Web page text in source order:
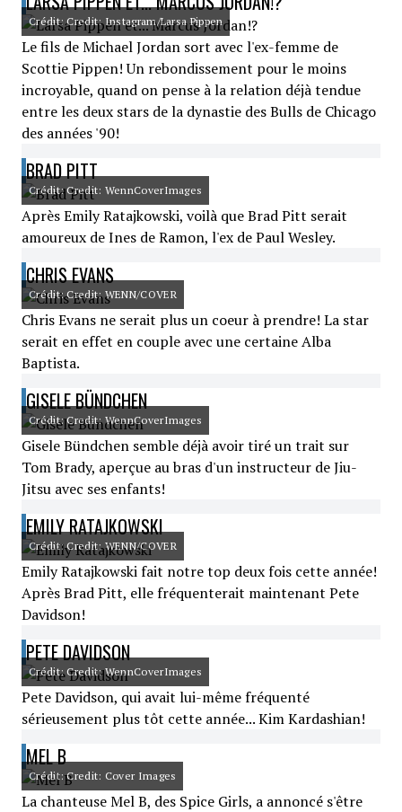
Crédit: Credit: Instagram/Larsa Pippen
Le fils de Michael Jordan sort avec l'ex-femme de
Scottie Pippen! Un rebondissement pour le moins
incroyable, quand on pense à la relation déjà tendue
entre les deux stars de la dynastie des Bulls de Chicago
des années '90!
BRAD PITT
Crédit: Credit: WennCoverImages
Après Emily Ratajkowski, voilà que Brad Pitt serait
amoureux de Ines de Ramon, l'ex de Paul Wesley.
CHRIS EVANS
Crédit: Credit: WENN/COVER
Chris Evans ne serait plus un coeur à prendre! La star
serait en effet en couple avec une certaine Alba
Baptista.
GISELE BÜNDCHEN
Crédit: Credit: WennCoverImages
Gisele Bündchen semble déjà avoir tiré un trait sur
Tom Brady, aperçue au bras d'un instructeur de Jiu-
Jitsu avec ses enfants!
EMILY RATAJKOWSKI
Crédit: Credit: WENN/COVER
Emily Ratajkowski fait notre top deux fois cette année!
Après Brad Pitt, elle fréquenterait maintenant Pete
Davidson!
PETE DAVIDSON
Crédit: Credit: WennCoverImages
Pete Davidson, qui avait lui-même fréquenté
sérieusement plus tôt cette année... Kim Kardashian!
MEL B
Crédit: Credit: Cover Images
La chanteuse Mel B, des Spice Girls, a annoncé s'être